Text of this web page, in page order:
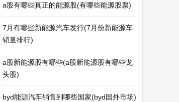
a股有哪些真正的能源股(有哪些能源股票)
7月有哪些新能源汽车发行(7月份新能源车
销量排行)
a股新能源股有哪些(a股新能源股有哪些龙
头股)
byd能源汽车销售到哪些国家(byd国外市场)